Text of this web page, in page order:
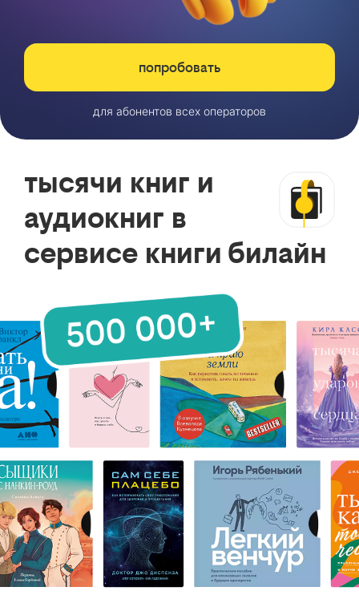
попробовать
для абонентов всех операторов
тысячи книг и
аудиокниг в
сервисе книги билайн